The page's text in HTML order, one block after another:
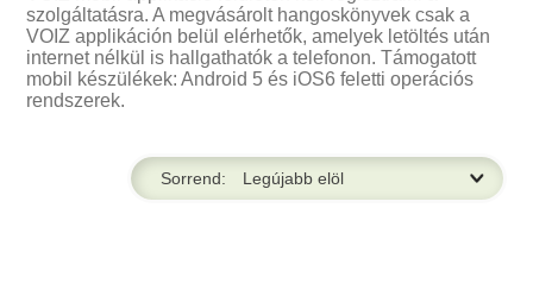
szolgáltatásra. A megvásárolt hangoskönyvek csak a
VOIZ applikáción belül elérhetők, amelyek letöltés után
internet nélkül is hallgathatók a telefonon. Támogatott
mobil készülékek: Android 5 és iOS6 feletti operációs
rendszerek.
Sorrend: